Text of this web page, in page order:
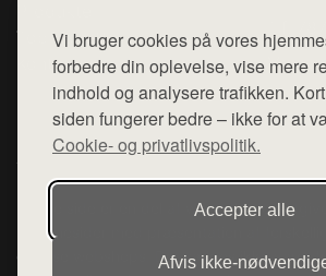
Vi bruger cookies på vores
forbedre din oplevelse, vise mere
indhold og analysere trafikken.
siden fungerer bedre – ikke for at
Cookie- og privatlivspolitik.
Accepter alle
Afvis
Top Rabatter
Kontakt
Mail:
Denne side er en del af want.dk, der
hjemmesider med præsentation af
diverse webshops. Der sælges ikke varer